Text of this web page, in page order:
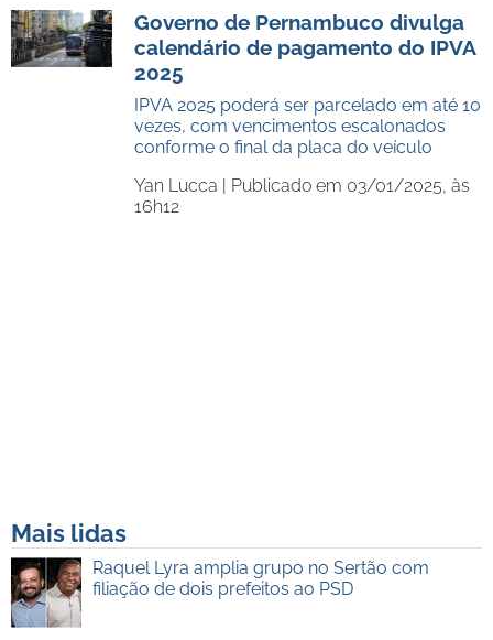
Governo de Pernambuco divulga
calendário de pagamento do IPVA
2025
IPVA 2025 poderá ser parcelado em até 10
vezes, com vencimentos escalonados
conforme o final da placa do veículo
Yan Lucca | Publicado em 03/01/2025, às
16h12
Mais lidas
Raquel Lyra amplia grupo no Sertão com
filiação de dois prefeitos ao PSD